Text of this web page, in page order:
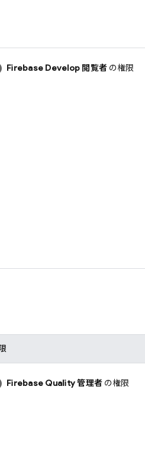
Firebase Develop 閲覧者 の権限
Firebase Quality 管理者 の権限